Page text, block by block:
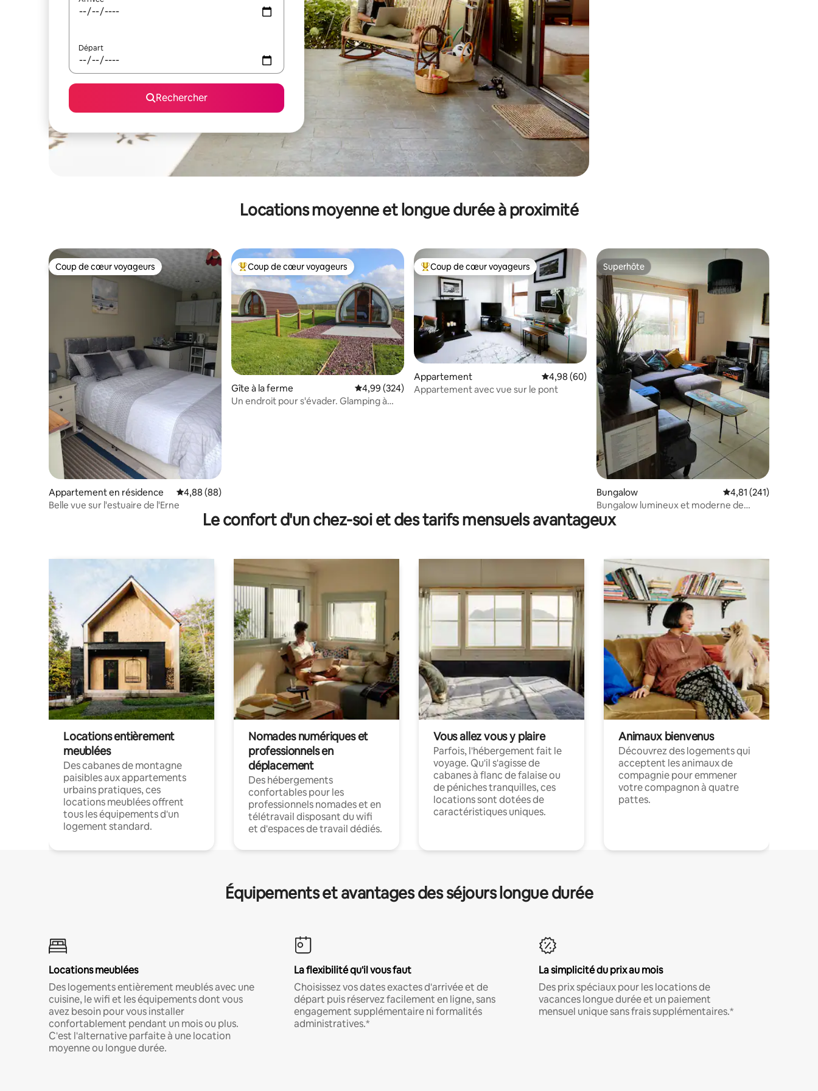
Départ
Rechercher
Locations moyenne et longue durée à proximité
Coup de cœur voyageurs
Coup de cœur voyageurs
Appartement en résidence Évaluation moyenne sur la base de 88 commentaires : 4,88 sur 5
4,88 (88)
Belle vue sur l'estuaire de l'Erne
Coups de cœur voyageurs les plus appréciés
Coup de cœur voyageurs
Gîte à la ferme Évaluation moyenne sur la base de 324 commentaires : 4,99 sur 5
4,99 (324)
Un endroit pour s'évader. Glamping à
Coups de cœur voyageurs les plus appréciés
Coup de cœur voyageurs
Appartement Évaluation moyenne sur la base de 60 commentaires : 4,98 sur 5
4,98 (60)
Appartement avec vue sur le pont
Superhôte
Superhôte
Bungalow Évaluation moyenne
4,81 (241)
Bungalow lumineux et moderne de
3 chambres à Bundoran
Le confort d'un chez-soi et des tarifs mensuels avantageux
Locations entièrement
meublées
Des cabanes de montagne
paisibles aux appartements
urbains pratiques, ces
locations meublées offrent
tous les équipements d'un
logement standard.
Nomades numériques et
professionnels en
déplacement
Des hébergements
confortables pour les
professionnels nomades et en
télétravail disposant du wifi
et d'espaces de travail dédiés.
Vous allez vous y plaire
Parfois, l'hébergement fait le
voyage. Qu'il s'agisse de
cabanes à flanc de falaise ou
de péniches tranquilles, ces
locations sont dotées de
caractéristiques uniques.
Animaux bienvenus
Découvrez des logements qui
acceptent les animaux de
compagnie pour emmener
votre compagnon à quatre
pattes.
Équipements et avantages des séjours longue durée
Locations meublées
Des logements entièrement meublés avec une
cuisine, le wifi et les équipements dont vous
avez besoin pour vous installer
confortablement pendant un mois ou plus.
C'est l'alternative parfaite à une location
moyenne ou longue durée.
La flexibilité qu'il vous faut
Choisissez vos dates exactes d'arrivée et de
départ puis réservez facilement en ligne, sans
engagement supplémentaire ni formalités
administratives.*
La simplicité du prix au mois
Des prix spéciaux pour les locations de
vacances longue durée et un paiement
mensuel unique sans frais supplémentaires.*